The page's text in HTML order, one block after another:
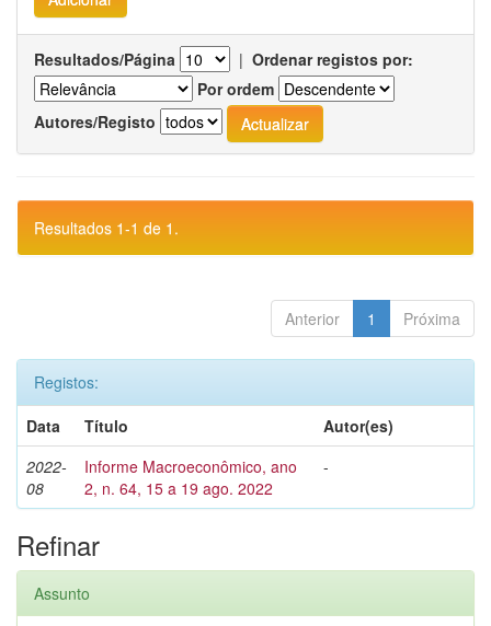
Resultados/Página | Ordenar registos por:
Por ordem
Autores/Registo
Resultados 1-1 de 1.
Anterior 1 Próxima
Registos:
Data
Título
Autor(es)
2022-
08
Informe Macroeconômico, ano
2, n. 64, 15 a 19 ago. 2022
-
Refinar
Assunto